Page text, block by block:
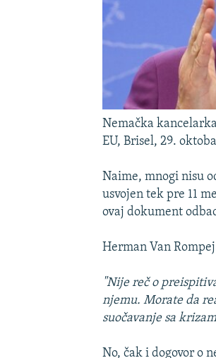
Nemačka
EU, Brisel, 29.
Naime, mnogi nisu
usvojen tek pre 11
ovaj dokument
Herman Van
"Nije reč o
njemu. Morate da
suočavanje sa
No, čak i dogovor o